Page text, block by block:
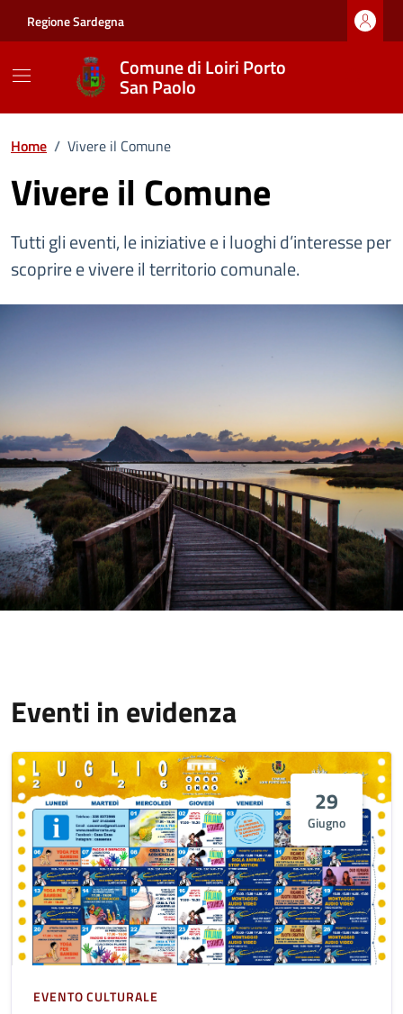
Regione Sardegna
Comune di Loiri Porto
San Paolo
Home / Vivere il Comune
Vivere il Comune
Tutti gli eventi, le iniziative e i luoghi d’interesse per
scoprire e vivere il territorio comunale.
Eventi in evidenza
29
Giugno
EVENTO CULTURALE